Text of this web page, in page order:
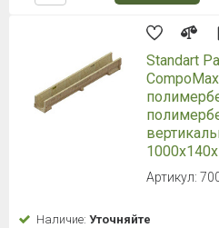
Standart
Артикул:
Наличие: Уточняйте